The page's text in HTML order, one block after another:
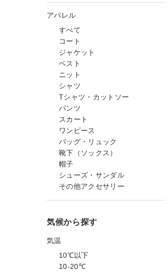
アパレル
すべて
コート
ジャケット
ベスト
ニット
シャツ
Tシャツ・カットソー
パンツ
スカート
ワンピース
バッグ・リュック
靴下（ソックス）
帽子
シューズ・サンダル
その他アクセサリー
気候から探す
気温
10℃以下
10-20℃